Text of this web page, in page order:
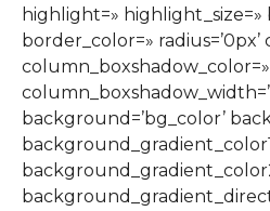
highlight=» highlight_size=»
border_color=»
column_boxshadow_color=»
background=’bg_color’